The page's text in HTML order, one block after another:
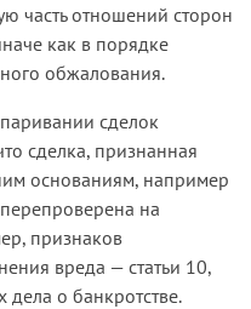
часть отношений сторон
как в порядке
обжалования.
сделок
сделка, признанная
основаниям, например
на
признаков
вреда — статьи 10,
о банкротстве.